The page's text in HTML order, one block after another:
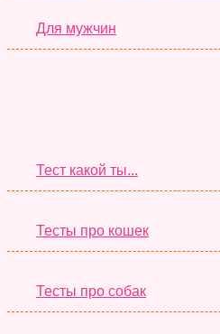
Для мужчин
Тест какой ты...
Тесты про кошек
Тесты про собак